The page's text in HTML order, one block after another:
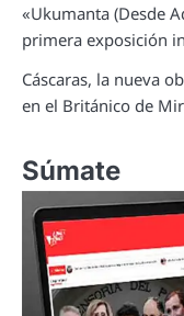
«Ukumanta (Desde
primera exposición
Cáscaras, la nueva
en el Británico de
Súmate